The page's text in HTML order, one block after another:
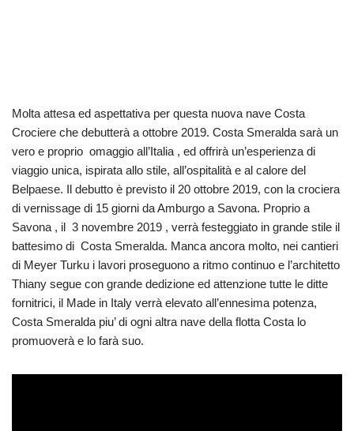
Molta attesa ed aspettativa per questa nuova nave Costa
Crociere che debutterà a ottobre 2019. Costa Smeralda sarà un
vero e proprio omaggio all’Italia , ed offrirà un’esperienza di
viaggio unica, ispirata allo stile, all’ospitalità e al calore del
Belpaese. Il debutto è previsto il 20 ottobre 2019, con la crociera
di vernissage di 15 giorni da Amburgo a Savona. Proprio a
Savona , il 3 novembre 2019 , verrà festeggiato in grande stile il
battesimo di Costa Smeralda. Manca ancora molto, nei cantieri
di Meyer Turku i lavori proseguono a ritmo continuo e l’architetto
Thiany segue con grande dedizione ed attenzione tutte le ditte
fornitrici, il Made in Italy verrà elevato all’ennesima potenza,
Costa Smeralda piu’ di ogni altra nave della flotta Costa lo
promuoverà e lo farà suo.